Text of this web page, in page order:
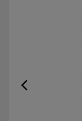
Previous